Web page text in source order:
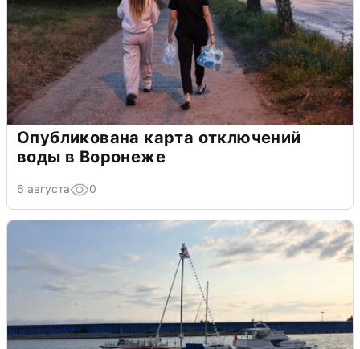
Опубликована карта отключений
воды в Воронеже
6 августа 0